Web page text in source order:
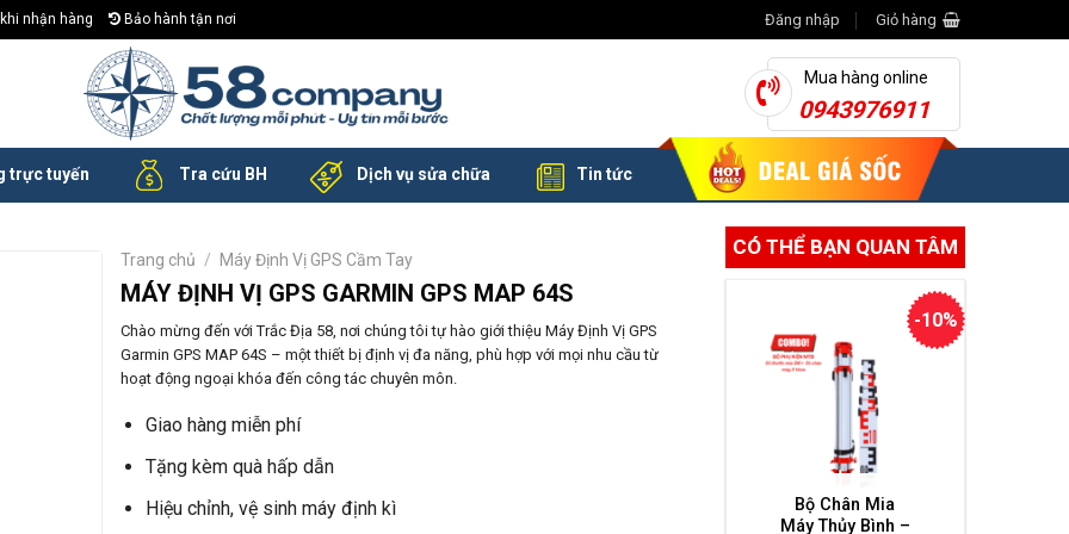
nhận hàng Bảo hành tận nơi Đăng nhập Giỏ hàng
Mua hàng online
0943976911
trực tuyến Tra cứu BH Dịch vụ sửa chữa Tin tức
CÓ THỂ BẠN QUAN TÂM
-10%
Bộ Chân Mia
Máy Thủy Bình –
Trang chủ / Máy Định Vị GPS Cầm Tay
MÁY ĐỊNH VỊ GPS GARMIN GPS MAP 64S
Chào mừng đến với Trắc Địa 58, nơi chúng tôi tự hào giới thiệu Máy Định Vị GPS
Garmin GPS MAP 64S – một thiết bị định vị đa năng, phù hợp với mọi nhu cầu từ
hoạt động ngoại khóa đến công tác chuyên môn.
Giao hàng miễn phí
Tặng kèm quà hấp dẫn
Hiệu chỉnh, vệ sinh máy định kì